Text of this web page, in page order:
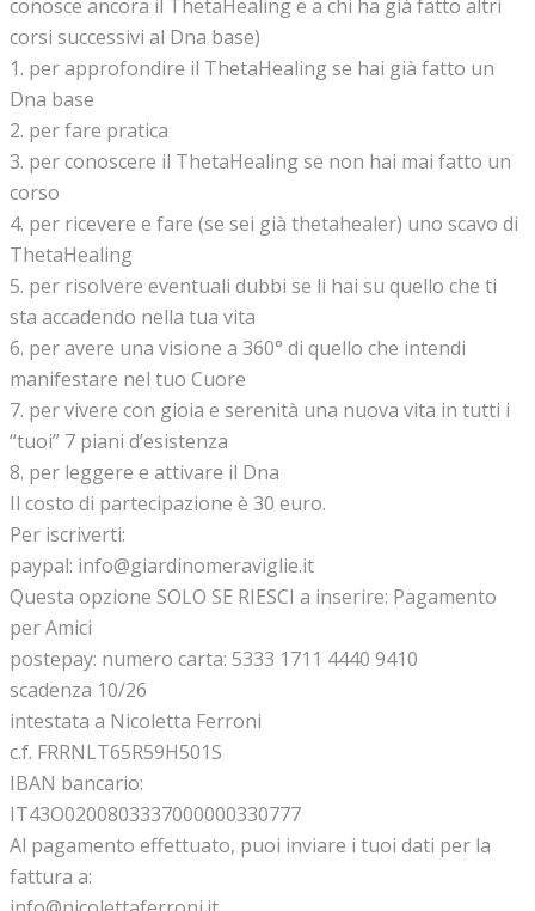
conosce ancora il ThetaHealing e a chi ha già fatto altri
corsi successivi al Dna base)
1. per approfondire il ThetaHealing se hai già fatto un
Dna base
2. per fare pratica
3. per conoscere il ThetaHealing se non hai mai fatto un
corso
4. per ricevere e fare (se sei già thetahealer) uno scavo di
ThetaHealing
5. per risolvere eventuali dubbi se li hai su quello che ti
sta accadendo nella tua vita
6. per avere una visione a 360° di quello che intendi
manifestare nel tuo Cuore
7. per vivere con gioia e serenità una nuova vita in tutti i
“tuoi” 7 piani d’esistenza
8. per leggere e attivare il Dna
Il costo di partecipazione è 30 euro.
Per iscriverti:
paypal: info@giardinomeraviglie.it
Questa opzione SOLO SE RIESCI a inserire: Pagamento
per Amici
postepay: numero carta: 5333 1711 4440 9410
scadenza 10/26
intestata a Nicoletta Ferroni
c.f. FRRNLT65R59H501S
IBAN bancario:
IT43O0200803337000000330777
Al pagamento effettuato, puoi inviare i tuoi dati per la
fattura a: